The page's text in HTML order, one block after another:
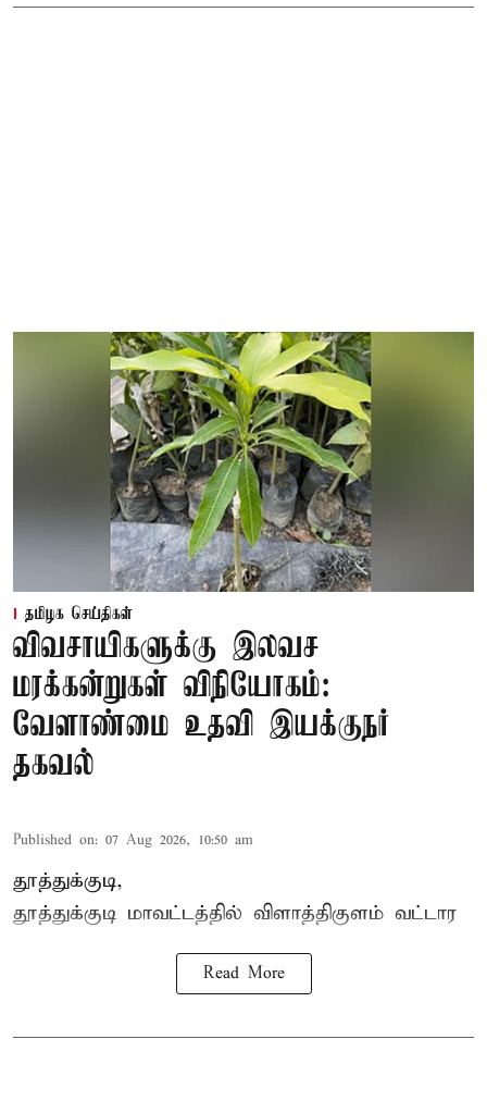
தமிழக செய்திகள்
விவசாயிகளுக்கு இலவச
மரக்கன்றுகள் விநியோகம்:
வேளாண்மை உதவி இயக்குநர்
தகவல்
Published on: 07 Aug 2026, 10:50 am
தூத்துக்குடி,
தூத்துக்குடி மாவட்டத்தில் விளாத்திகுளம் வட்டார
Read More